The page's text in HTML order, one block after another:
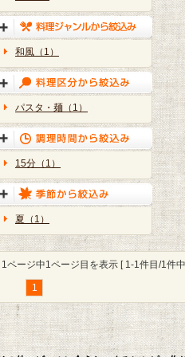
和風（1）
パスタ・麺（1）
15分（1）
夏（1）
1ページ中1ページ目を表示 [ 1-1件目/1件
1